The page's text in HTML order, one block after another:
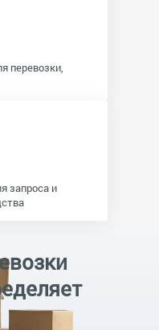
перевозки,
запроса и